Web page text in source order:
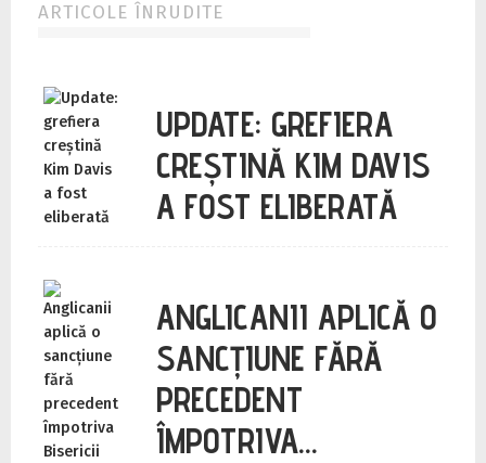
ARTICOLE ÎNRUDITE
UPDATE: GREFIERA
CREȘTINĂ KIM DAVIS
A FOST ELIBERATĂ
ANGLICANII APLICĂ O
SANCȚIUNE FĂRĂ
PRECEDENT
ÎMPOTRIVA…